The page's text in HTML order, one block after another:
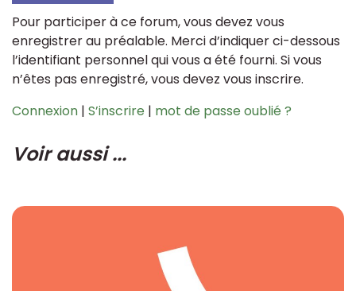
Pour participer à ce forum, vous devez vous
enregistrer au préalable. Merci d’indiquer ci-dessous
l’identifiant personnel qui vous a été fourni. Si vous
n’êtes pas enregistré, vous devez vous inscrire.
Connexion | S’inscrire | mot de passe oublié ?
Voir aussi ...